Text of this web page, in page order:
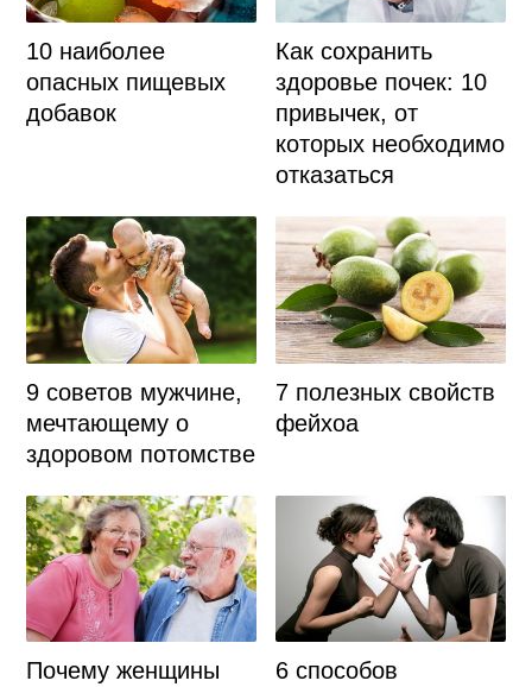
10 наиболее
опасных пищевых
добавок
Как сохранить
здоровье почек: 10
привычек, от
которых необходимо
отказаться
9 советов мужчине,
мечтающему о
здоровом потомстве
7 полезных свойств
фейхоа
Почему женщины
6 способов